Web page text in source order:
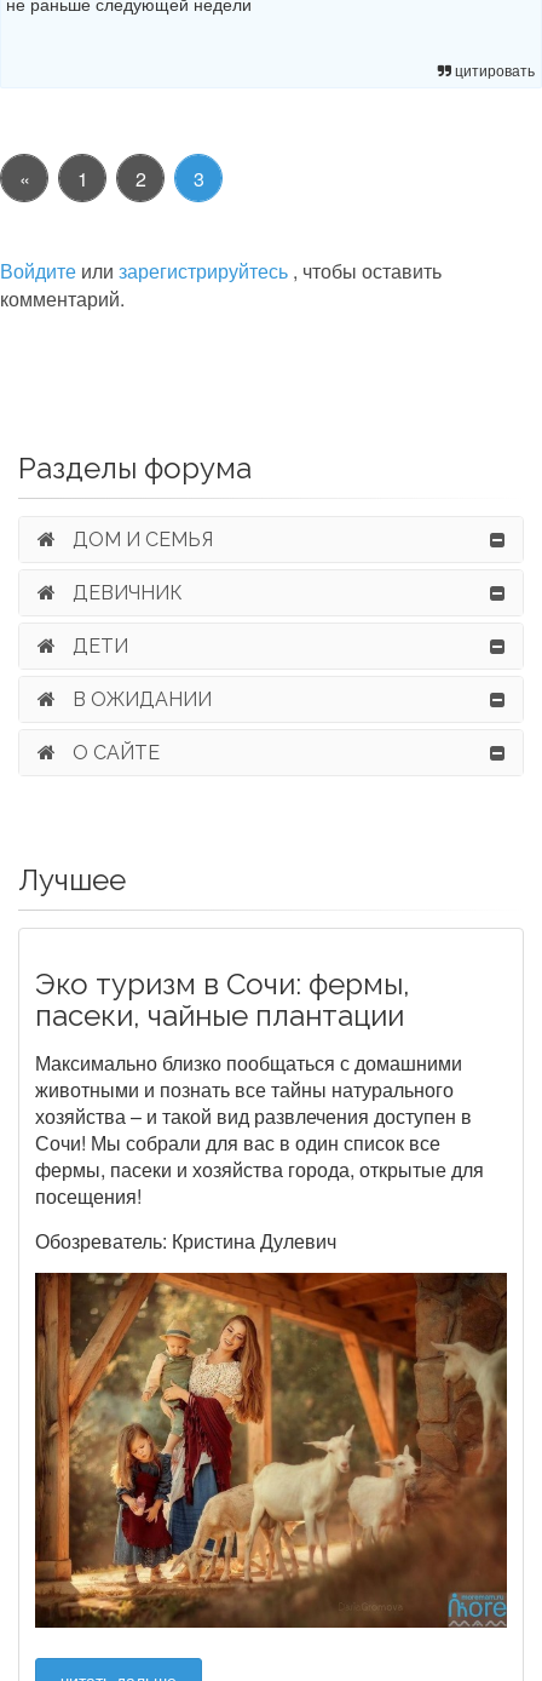
цитировать
« 1 2 3
Войдите или зарегистрируйтесь , чтобы оставить
комментарий.
Разделы форума
ДОМ И СЕМЬЯ
ДЕВИЧНИК
ДЕТИ
В ОЖИДАНИИ
О САЙТЕ
Лучшее
Эко туризм в Сочи: фермы,
пасеки, чайные плантации
Максимально близко пообщаться с домашними
животными и познать все тайны натурального
хозяйства – и такой вид развлечения доступен в
Сочи! Мы собрали для вас в один список все
фермы, пасеки и хозяйства города, открытые для
посещения!
Обозреватель: Кристина Дулевич